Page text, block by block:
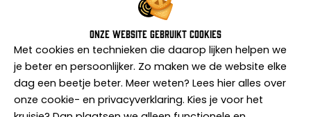
Praktijkervaring met agressie en
conflicten
Onze website gebruikt cookies
Met cookies en technieken die daarop lijken helpen we
je beter en persoonlijker. Zo maken we de website elke
dag een beetje beter. Meer weten? Lees hier alles over
onze cookie- en privacyverklaring. Kies je voor het